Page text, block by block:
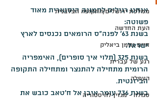
ממלכת ירושלים/התקופה הצלבנית
העת החדשה
חיים נחמן ביאליק
רגע של עברית
העפלה
סגולה - מגזין להיסטוריה
אנחנו רגילים לתמונה היסטורית מאוד
פשוטה:
בשנת 63' לפנה"ס הרומאים נכנסים לארץ
ישראל.
בשנת 325 (תלוי איך סופרים), האימפריה
הרומית מתחילה להתנצר ומתחילה התקופה
הביזנטית.
בשנת 736 עומר איבן אל ח'טאב כובש את